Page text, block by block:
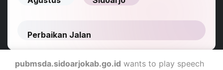
pubmsda.sidoarjokab.go.id wants to play speech